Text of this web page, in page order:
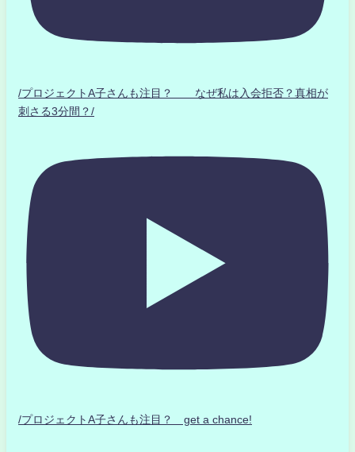
/プロジェクトA子さんも注目？ なぜ私は入会拒否？真相が
刺さる3分間？/
/プロジェクトA子さんも注目？ get a chance!